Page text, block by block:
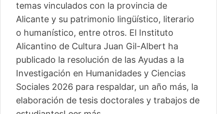
temas vinculados con la provincia de
Alicante y su patrimonio lingüístico, literario
o humanístico, entre otros. El Instituto
Alicantino de Cultura Juan Gil-Albert ha
publicado la resolución de las Ayudas a la
Investigación en Humanidades y Ciencias
Sociales 2026 para respaldar, un año más, la
elaboración de tesis doctorales y trabajos de